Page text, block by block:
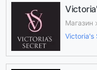
Магазин
Victoria's